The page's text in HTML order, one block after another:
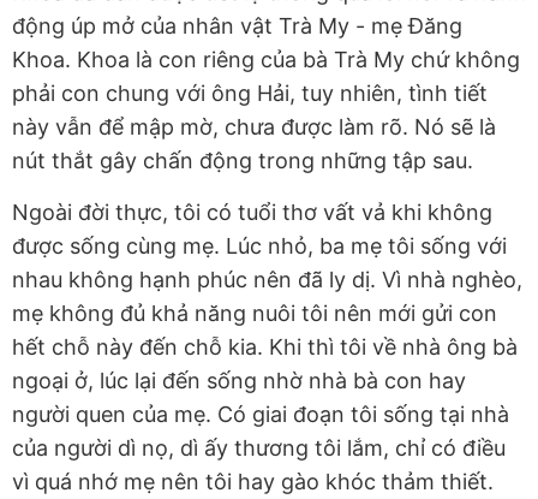
động úp mở của nhân vật Trà My - mẹ Đăng
Khoa. Khoa là con riêng của bà Trà My chứ không
phải con chung với ông Hải, tuy nhiên, tình tiết
này vẫn để mập mờ, chưa được làm rõ. Nó sẽ là
nút thắt gây chấn động trong những tập sau.
Ngoài đời thực, tôi có tuổi thơ vất vả khi không
được sống cùng mẹ. Lúc nhỏ, ba mẹ tôi sống với
nhau không hạnh phúc nên đã ly dị. Vì nhà nghèo,
mẹ không đủ khả năng nuôi tôi nên mới gửi con
hết chỗ này đến chỗ kia. Khi thì tôi về nhà ông bà
ngoại ở, lúc lại đến sống nhờ nhà bà con hay
người quen của mẹ. Có giai đoạn tôi sống tại nhà
của người dì nọ, dì ấy thương tôi lắm, chỉ có điều
vì quá nhớ mẹ nên tôi hay gào khóc thảm thiết.